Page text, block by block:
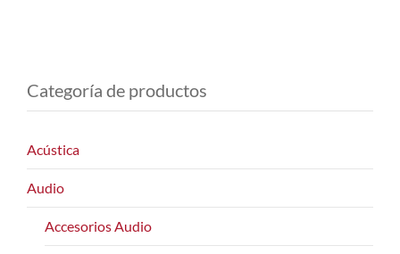
Categoría de productos
Acústica
Audio
Accesorios Audio